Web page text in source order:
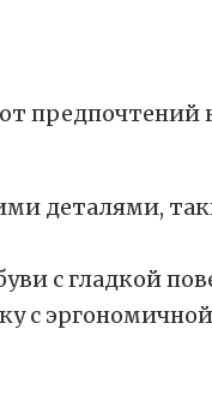
деталями,
с гладкой
с